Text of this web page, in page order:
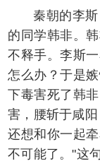
秦朝的李
的同学韩非。
不释手。李斯
怎么办？于是
下毒害死了韩
害，腰斩于咸
还想和你一起
不可能了。"这